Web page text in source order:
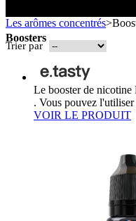
Pods &
Emission "C'est
Reportage Vox
Interview France
Boosters
Les arômes concentrés>
Trier par
Le booster de
. Vous pouvez
VOIR LE PRODUIT